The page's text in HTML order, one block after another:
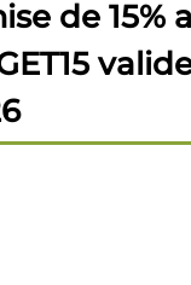
de 15%